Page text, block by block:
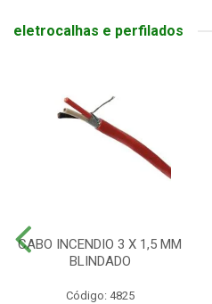
eletrocalhas e perfilados
CABO INCENDIO 3 X 1,5 MM
BLINDADO
Código: 4825